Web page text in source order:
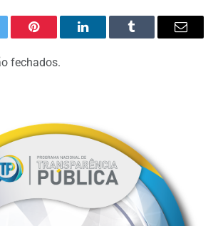
Pinterest LinkedInTumblr Email
fechados.